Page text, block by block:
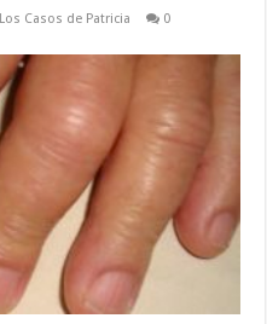
Los Casos de Patricia
0